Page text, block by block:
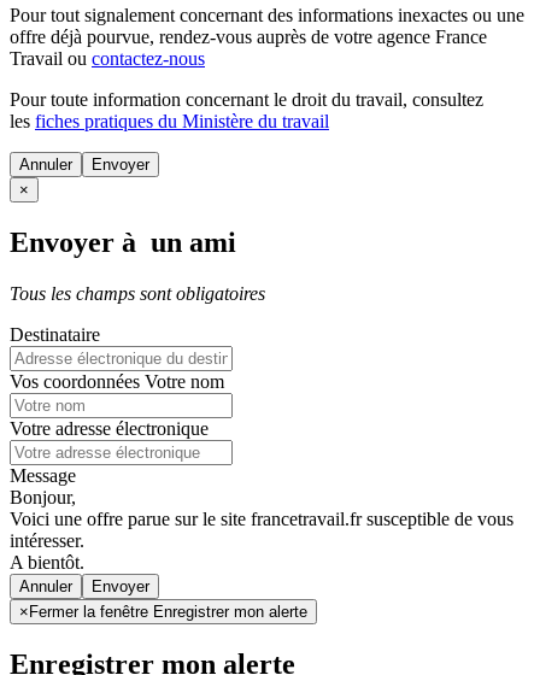
Pour tout signalement concernant des informations inexactes ou une
offre déjà pourvue, rendez-vous auprès de votre agence France
Travail ou contactez-nous
Pour toute information concernant le droit du travail, consultez
les fiches pratiques du Ministère du travail
Annuler
×
Envoyer à un ami
Tous les champs sont obligatoires
Destinataire
Vos coordonnées Votre nom
Votre adresse électronique
Message
Bonjour,
Voici une offre parue sur le site francetravail.fr susceptible de vous
intéresser.
A bientôt.
Annuler
× Fermer la fenêtre Enregistrer mon alerte
Enregistrer mon alerte